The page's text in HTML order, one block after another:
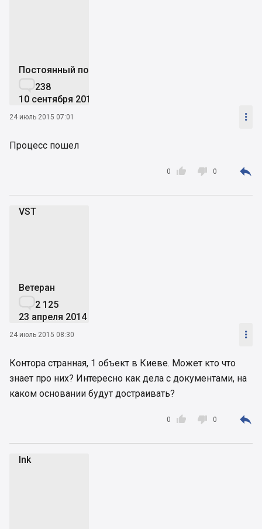
Постоянный пользователь
238
10 сентября 2014
24 июль 2015 07:01 
Процесс пошел

0  0 
VST
Ветеран
2 125
23 апреля 2014
24 июль 2015 08:30 
Контора странная, 1 объект в Киеве. Может кто что
знает про них? Интересно как дела с документами, на
каком основании будут достраивать?

0  0 
Ink